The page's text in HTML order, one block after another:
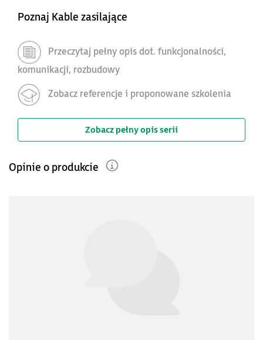
Poznaj Kable zasilające
Przeczytaj pełny opis dot. funkcjonalności,
komunikacji, rozbudowy
Zobacz referencje i proponowane szkolenia
Zobacz pełny opis serii
Opinie o produkcie